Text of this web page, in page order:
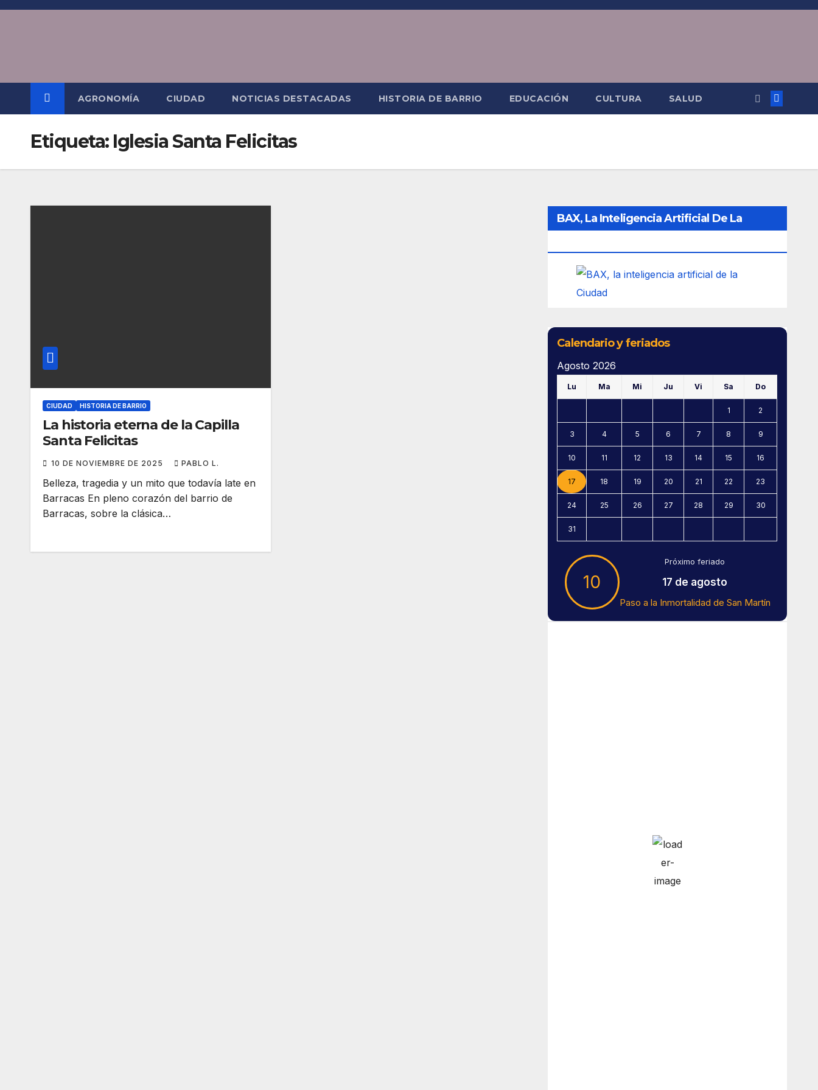
Saltar
AGRONOMÍA CIUDAD NOTICIAS DESTACADAS HISTORIA DE BARRIO EDUCACIÓN CULTURA SALUD
Etiqueta: Iglesia Santa Felicitas
CIUDAD HISTORIA DE BARRIO
La historia eterna de la Capilla
Santa Felicitas
10 DE NOVIEMBRE DE 2025 PABLO L.
Belleza, tragedia y un mito que todavía late en
Barracas En pleno corazón del barrio de
Barracas, sobre la clásica…
BAX, La Inteligencia Artificial De La
Calendario y feriados
Agosto 2026
Lu Ma Mi Ju Vi Sa Do
1 2
3 4 5 6 7 8 9
10 11 12 13 14 15 16
17 18 19 20 21 22 23
24 25 26 27 28 29 30
31
10
Próximo feriado
17 de agosto
Paso a la Inmortalidad de San Martín